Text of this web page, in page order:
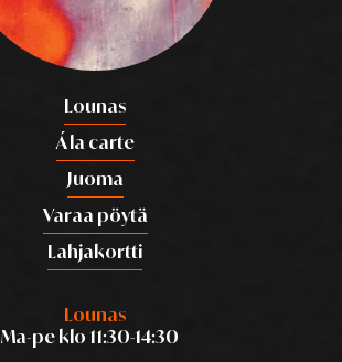
Lounas
Á la carte
Juoma
Varaa pöytä
Lahjakortti
Lounas
Ma-pe klo 11:30-14:30